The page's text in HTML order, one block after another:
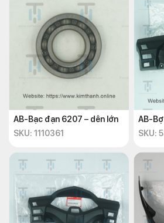
AB-Bạc đạn 6207 – dên lớn
SKU: 1110361
AB-
SKU: